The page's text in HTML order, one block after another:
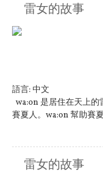
雷女的故事
語言: 中文
wa:on 是居住在天上的
賽夏人。wa:on 幫助賽
雷女的故事